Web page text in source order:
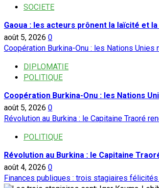
SOCIETE
Gaoua : les acteurs prônent la laïcité et
août 5, 2026 0
Coopération Burkina-Onu : les Nations
DIPLOMATIE
POLITIQUE
Coopération Burkina-Onu : les Nations
août 5, 2026 0
Révolution au Burkina : le Capitaine Traoré
POLITIQUE
Révolution au Burkina : le Capitaine
août 4, 2026 0
Finances publiques : trois stagiaires